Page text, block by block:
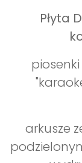
Płyta
arkusze